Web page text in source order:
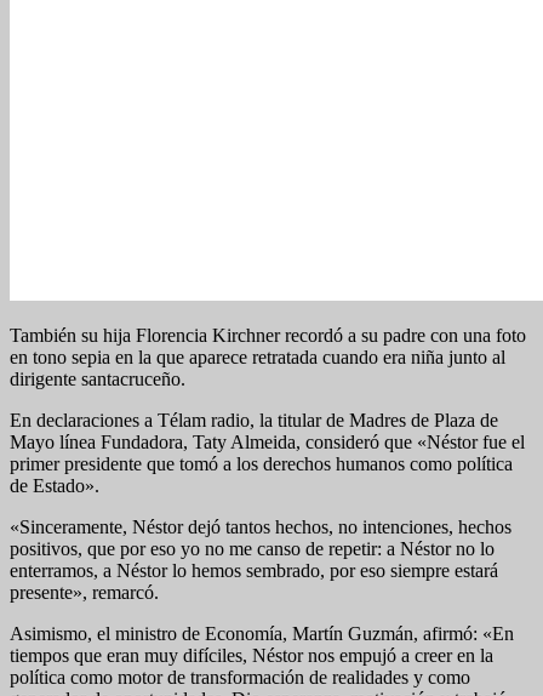
También su hija Florencia Kirchner recordó a su padre con una foto
en tono sepia en la que aparece retratada cuando era niña junto al
dirigente santacruceño.
En declaraciones a Télam radio, la titular de Madres de Plaza de
Mayo línea Fundadora, Taty Almeida, consideró que «Néstor fue el
primer presidente que tomó a los derechos humanos como política
de Estado».
«Sinceramente, Néstor dejó tantos hechos, no intenciones, hechos
positivos, que por eso yo no me canso de repetir: a Néstor no lo
enterramos, a Néstor lo hemos sembrado, por eso siempre estará
presente», remarcó.
Asimismo, el ministro de Economía, Martín Guzmán, afirmó: «En
tiempos que eran muy difíciles, Néstor nos empujó a creer en la
política como motor de transformación de realidades y como